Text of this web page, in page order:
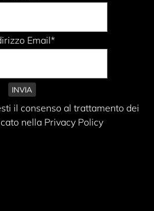
Email*
il consenso al trattamento dei
nella Privacy Policy